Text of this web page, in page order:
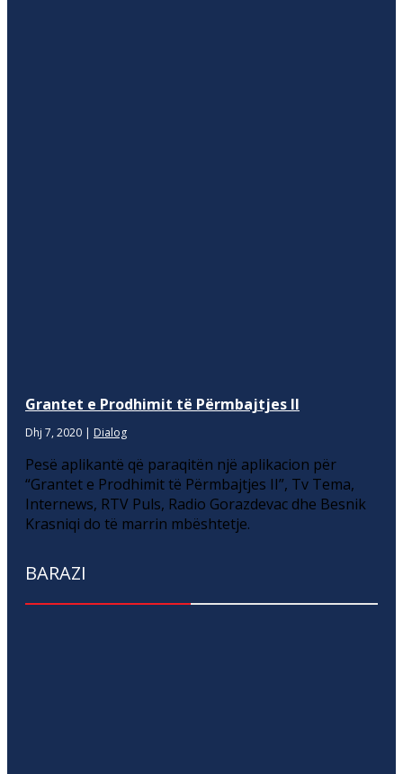
Grantet e Prodhimit të Përmbajtjes II
Dhj 7, 2020 | Dialog
Pesë aplikantë që paraqitën një aplikacion për
“Grantet e Prodhimit të Përmbajtjes II”, Tv Tema,
Internews, RTV Puls, Radio Gorazdevac dhe Besnik
Krasniqi do të marrin mbështetje.
BARAZI